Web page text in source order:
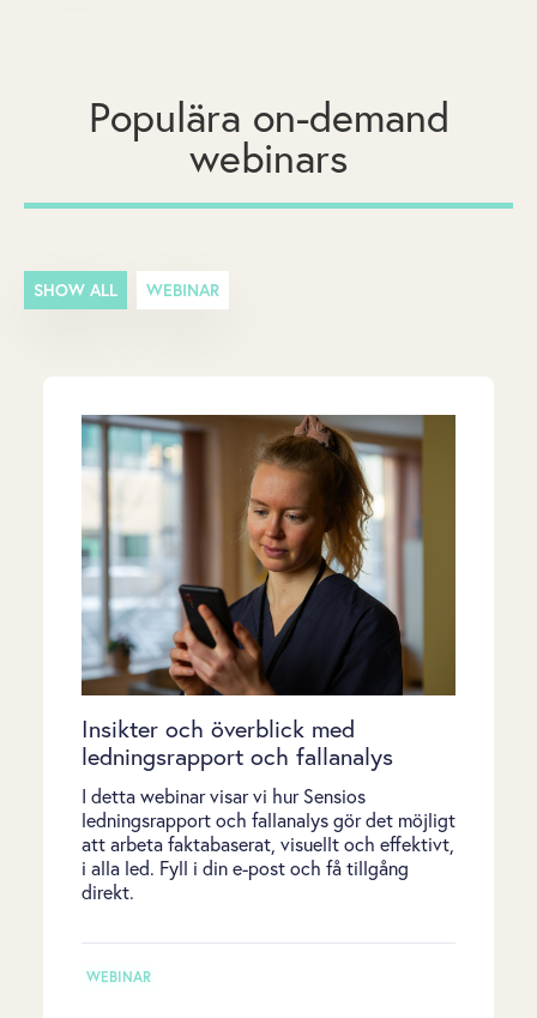
Populära on-demand
webinars
SHOW ALL WEBINAR
Insikter och överblick med
ledningsrapport och fallanalys
I detta webinar visar vi hur Sensios
ledningsrapport och fallanalys gör det möjligt
att arbeta faktabaserat, visuellt och effektivt,
i alla led. Fyll i din e-post och få tillgång
direkt.
WEBINAR